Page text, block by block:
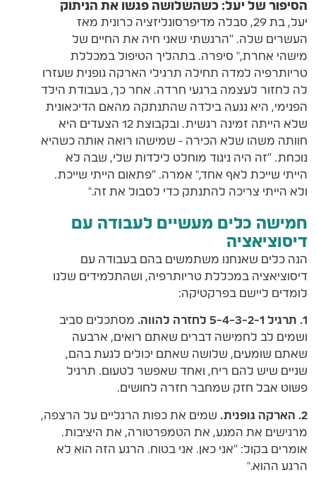
הסיפור של יעל: כשהשלושה פגשו את הניתוק
יעל, בת 29, סבלה מדיפרסונליזציה כרונית מאז
העשרים שלה. "הרגשתי שאני חיה את החיים של
מישהי אחרת," סיפרה. בתהליך הטיפול במכללת
טריותרפיה למדה תחילה תרגילי הארקה גופנית שעזרו
לה לחזור לעצמה ברגעי חרדה. אחר כך, בעבודת הילד
הפנימי, היא נגעה בילדה שהתנתקה מהאם הדיכאונית
שלא הייתה זמינה רגשית. ובקבוצת 12 הצעדים היא
חוותה משהו שלא הכירה - שמישהו רואה אותה כשהיא
נוכחת. "זה היה ניגוד מוחלט לילדות שלי, שבה לא
הייתי שייכת לאף אחד," אמרה. "פתאום הייתי שייכת.
ולא הייתי צריכה להתנתק כדי לסבול את זה."
חמישה כלים מעשיים לעבודה עם
דיסוציאציה
הנה כלים שאנחנו משתמשים בהם בעבודה עם
דיסוציאציה במכללת טריותרפיה, ושהתלמידים שלנו
לומדים ליישם בפרקטיקה:
1. תרגיל 5-4-3-2-1 לחזרה להווה.
מסתכלים סביב
ושמים לב לחמישה דברים שאתם רואים, ארבעה
שאתם שומעים, שלושה שאתם יכולים לגעת בהם,
שניים שיש להם ריח, ואחד שאפשר לטעום. תרגיל
פשוט אבל חזק שמחבר חזרה לחושים.
2. הארקה גופנית.
שמים את כפות הרגליים על הרצפה,
מרגישים את המגע, את הטמפרטורה, את היציבות.
אומרים בקול: "אני כאן. אני בטוח. הרגע הזה הוא לא
הרגע ההוא."